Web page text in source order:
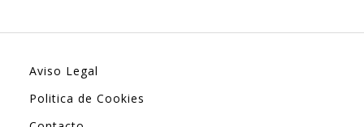
Aviso Legal
Politica de Cookies